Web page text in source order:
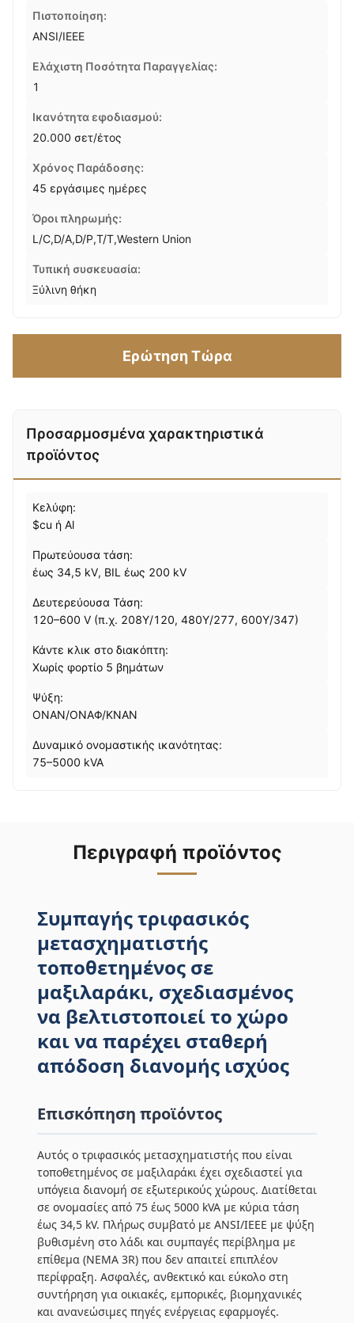
Πιστοποίηση:
ANSI/IEEE
Ελάχιστη Ποσότητα Παραγγελίας:
1
Ικανότητα εφοδιασμού:
20.000 σετ/έτος
Χρόνος Παράδοσης:
45 εργάσιμες ημέρες
Όροι πληρωμής:
L/C,D/A,D/P,T/T,Western Union
Τυπική συσκευασία:
Ξύλινη θήκη
Ερώτηση Τώρα
Προσαρμοσμένα χαρακτηριστικά
προϊόντος
Κελύφη:
$cu ή Al
Πρωτεύουσα τάση:
έως 34,5 kV, BIL έως 200 kV
Δευτερεύουσα Τάση:
120–600 V (π.χ. 208Y/120, 480Y/277, 600Y/347)
Κάντε κλικ στο διακόπτη:
Χωρίς φορτίο 5 βημάτων
Ψύξη:
ΟΝΑΝ/ΟΝΑΦ/ΚΝΑΝ
Δυναμικό ονομαστικής ικανότητας:
75–5000 kVA
Περιγραφή προϊόντος
Συμπαγής τριφασικός
μετασχηματιστής
τοποθετημένος σε
μαξιλαράκι, σχεδιασμένος
να βελτιστοποιεί το χώρο
και να παρέχει σταθερή
απόδοση διανομής ισχύος
Επισκόπηση προϊόντος
Αυτός ο τριφασικός μετασχηματιστής που είναι
τοποθετημένος σε μαξιλαράκι έχει σχεδιαστεί για
υπόγεια διανομή σε εξωτερικούς χώρους. Διατίθεται
σε ονομασίες από 75 έως 5000 kVA με κύρια τάση
έως 34,5 kV. Πλήρως συμβατό με ANSI/IEEE με ψύξη
βυθισμένη στο λάδι και συμπαγές περίβλημα με
επίθεμα (NEMA 3R) που δεν απαιτεί επιπλέον
περίφραξη. Ασφαλές, ανθεκτικό και εύκολο στη
συντήρηση για οικιακές, εμπορικές, βιομηχανικές
και ανανεώσιμες πηγές ενέργειας εφαρμογές.